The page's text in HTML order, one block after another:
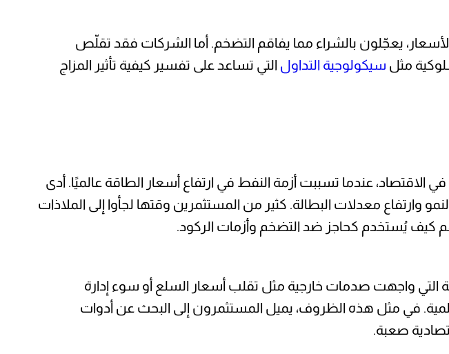
يعجّلون بالشراء مما يفاقم التضخم. أما الشركات فقد تقلّص
مثل سيكولوجية التداول التي تساعد على تفسير كيفية تأثير المزاج
عندما تسببت أزمة النفط في ارتفاع أسعار الطاقة عالميًا. أدى
معدلات البطالة. كثير من المستثمرين وقتها لجأوا إلى الملاذات
يُستخدم كحاجز ضد التضخم وأزمات الركود.
التي واجهت صدمات خارجية مثل تقلب أسعار السلع أو سوء إدارة
في مثل هذه الظروف، يميل المستثمرون إلى البحث عن أدوات
صعبة.